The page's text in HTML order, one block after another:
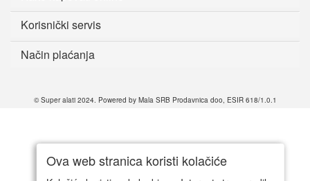
Korisnički servis
Način plaćanja
© Super alati 2024. Powered by Mala SRB Prodavnica doo, ESIR 618/1.0.1
Ova web stranica koristi kolačiće